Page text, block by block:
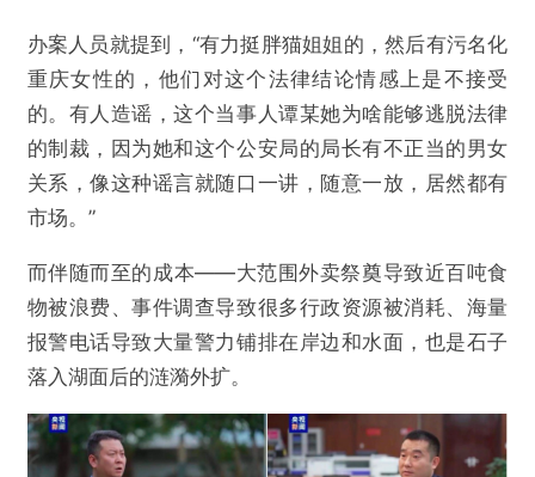
办案人员就提到，“有力挺胖猫姐姐的，然后有污名化
重庆女性的，他们对这个法律结论情感上是不接受
的。有人造谣，这个当事人谭某她为啥能够逃脱法律
的制裁，因为她和这个公安局的局长有不正当的男女
关系，像这种谣言就随口一讲，随意一放，居然都有
市场。”
而伴随而至的成本——大范围外卖祭奠导致近百吨食
物被浪费、事件调查导致很多行政资源被消耗、海量
报警电话导致大量警力铺排在岸边和水面，也是石子
落入湖面后的涟漪外扩。